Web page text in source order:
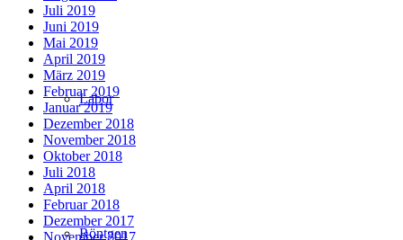
Labor
Röntgen
Juli 2019
Juni 2019
Mai 2019
April 2019
März 2019
Februar 2019
Januar 2019
Dezember 2018
November 2018
Oktober 2018
Juli 2018
April 2018
Februar 2018
Dezember 2017
November 2017